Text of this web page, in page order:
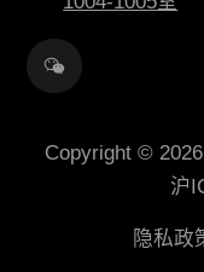
Copyright ©
沪
隐私政